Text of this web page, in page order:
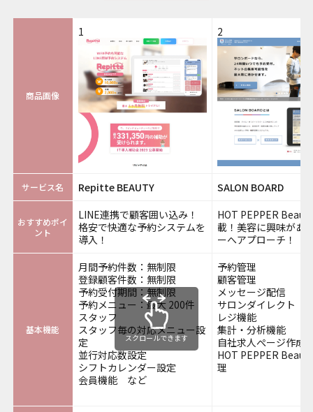
商品画像
1 2
サービス名 Repitte BEAUTY SALON BOARD
おすすめポイ
ント
LINE連携で顧客囲い込み！
格安で快適な予約システムを
導入！
HOT PEPPER
載！美容に興味があ
ーへアプローチ！
基本機能
月間予約件数：無制限
登録顧客件数：無制限
予約受付期間：無制限
予約メニュー：最大 200件
スタッフ
スタッフ毎の対応メニュー設
定
並行対応数設定
シフトカレンダー設定
会員機能 など
予約管理
顧客管理
メッセージ配信
サロンダイレクト
レジ機能
集計・分析機能
自社求人ぺージ作成
HOT PEPPER
理
スクロールできます